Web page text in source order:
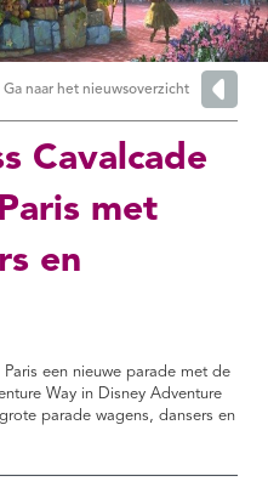
Ga naar het nieuwsoverzicht
Cavalcade
met
en
een nieuwe parade met de
Way in Disney Adventure
parade wagens, dansers en